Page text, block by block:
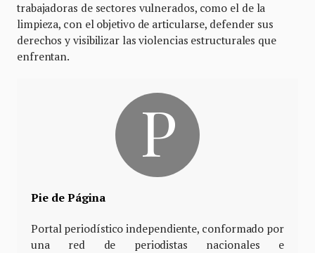
trabajadoras de sectores vulnerados, como el de la
limpieza, con el objetivo de articularse, defender sus
derechos y visibilizar las violencias estructurales que
enfrentan.
Pie de Página
Portal periodístico independiente, conformado por
una red de periodistas nacionales e